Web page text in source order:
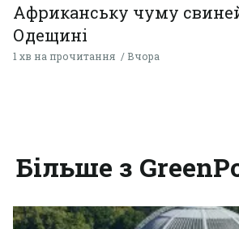
Африканську чуму
Одещині
1 хв на прочитання Вчора
Більше з